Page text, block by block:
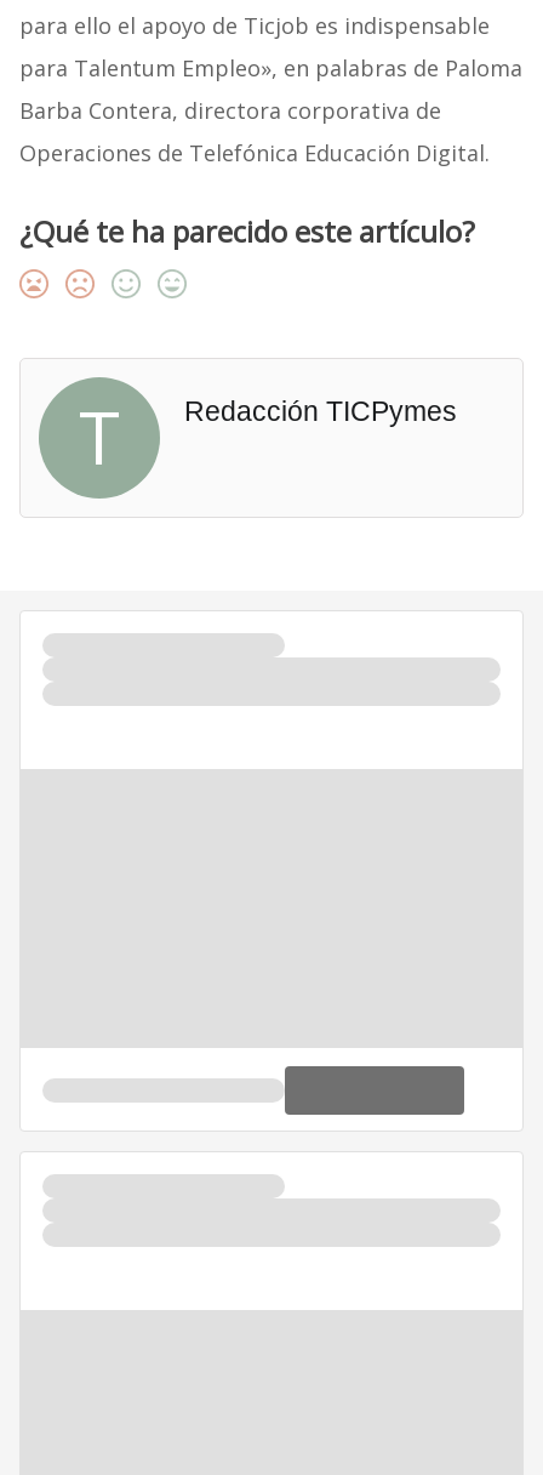
para ello el apoyo de Ticjob es indispensable
para Talentum Empleo», en palabras de Paloma
Barba Contera, directora corporativa de
Operaciones de Telefónica Educación Digital.
¿Qué te ha parecido este artículo?
T Redacción TICPymes